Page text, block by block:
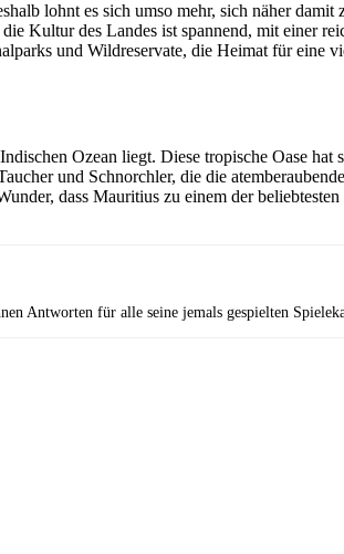
lohnt es sich umso mehr, sich näher
Kultur des Landes ist spannend, mit einer
und Wildreservate, die Heimat für eine
Ozean liegt. Diese tropische Oase hat
und Schnorchler, die die
dass Mauritius zu einem der
Antworten für alle seine jemals gespielten